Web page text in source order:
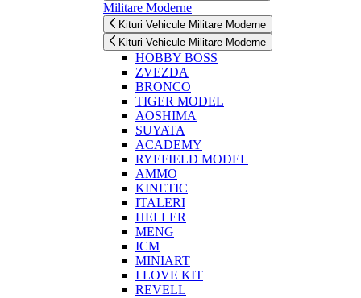
Militare Moderne
Kituri Vehicule Militare Moderne
Kituri Vehicule Militare Moderne
HOBBY BOSS
ZVEZDA
BRONCO
TIGER MODEL
AOSHIMA
SUYATA
ACADEMY
RYEFIELD MODEL
AMMO
KINETIC
ITALERI
HELLER
MENG
ICM
MINIART
I LOVE KIT
REVELL